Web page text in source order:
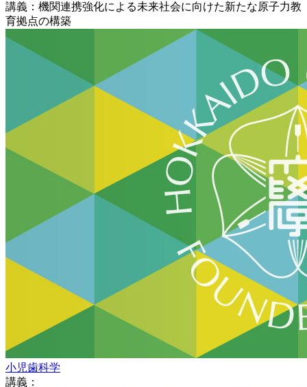
講義：機関連携強化による未来社会に向けた新たな原子力教
育拠点の構築
小児歯科学
講義：